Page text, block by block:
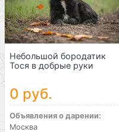
Небольшой бородатик
Тося в добрые руки
0 руб.
Объявления о дарении:
Москва